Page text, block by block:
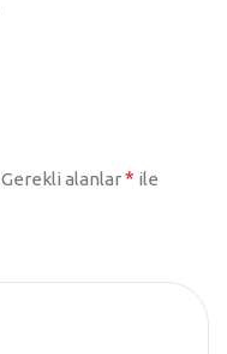
Gerekli alanlar* ile